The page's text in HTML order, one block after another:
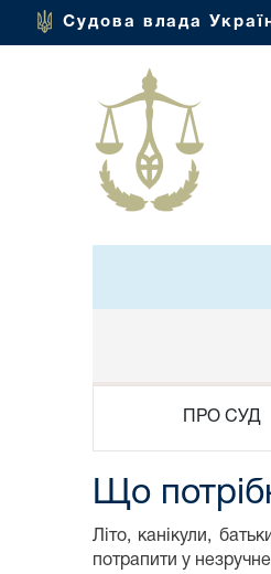
Судова влада
ПРО СУД
Що
Літо, канікули,
потрапити у